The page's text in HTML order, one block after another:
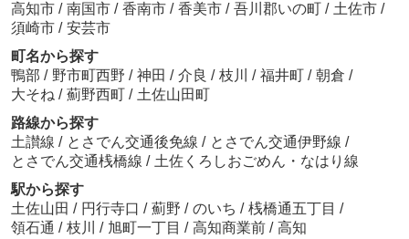
高知市 / 南国市 / 香南市 / 香美市 / 吾川郡いの町 / 土佐市 /
須崎市 / 安芸市
町名から探す
鴨部 / 野市町西野 / 神田 / 介良 / 枝川 / 福井町 / 朝倉 /
大そね / 薊野西町 / 土佐山田町
路線から探す
土讃線 / とさでん交通後免線 / とさでん交通伊野線 /
とさでん交通桟橋線 / 土佐くろしおごめん・なはり線
駅から探す
土佐山田 / 円行寺口 / 薊野 / のいち / 桟橋通五丁目 /
領石通 / 枝川 / 旭町一丁目 / 高知商業前 / 高知